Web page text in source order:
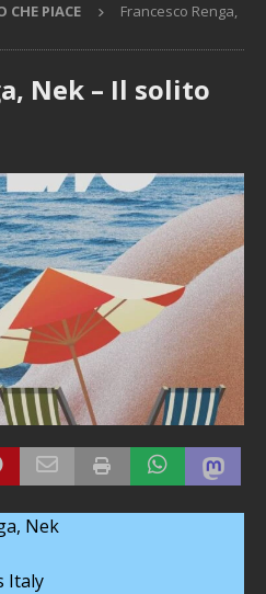
CHE PIACE
Francesco Renga,
Nek – Il solito
Nek
Italy